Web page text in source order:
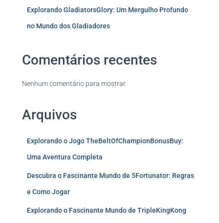
Explorando GladiatorsGlory: Um Mergulho Profundo
no Mundo dos Gladiadores
Comentários recentes
Nenhum comentário para mostrar.
Arquivos
Explorando o Jogo TheBeltOfChampionBonusBuy:
Uma Aventura Completa
Descubra o Fascinante Mundo de 5Fortunator: Regras
e Como Jogar
Explorando o Fascinante Mundo de TripleKingKong